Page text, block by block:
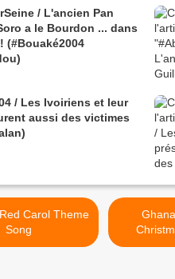
/ L'ancien Pan
a le Bourdon ... dans
(#Bouaké2004
/ Les Ivoiriens et leur
aussi des victimes
Song